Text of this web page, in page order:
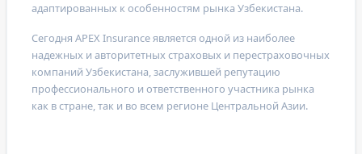
адаптированных к особенностям рынка Узбекистана.
Сегодня APEX Insuranceявляется одной из наиболее
надежных и авторитетных страховых и перестраховочных
компаний Узбекистана, заслужившей репутацию
профессионального и ответственного участника рынка
как в стране, так и во всем регионе Центральной Азии.